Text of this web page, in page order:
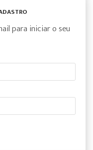
para iniciar o seu